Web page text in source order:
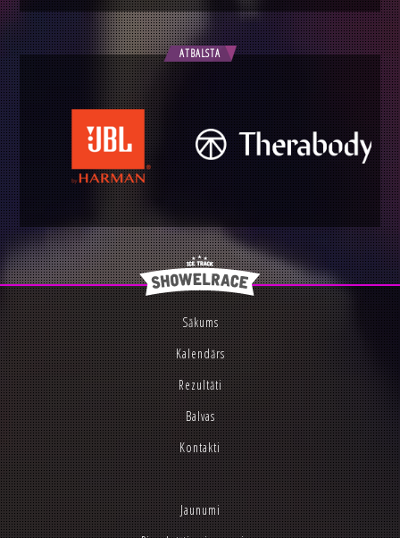
ATBALSTA
Sākums
Kalendārs
Rezultāti
Balvas
Kontakti
Jaunumi